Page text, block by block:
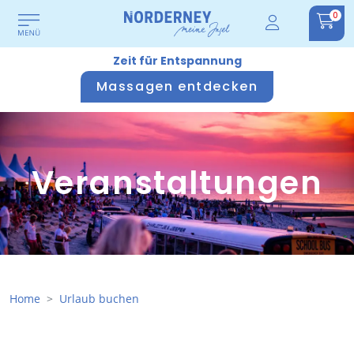
0
Zeit für Entspannung
Massagen entdecken
Veranstaltungen
Home Urlaub buchen